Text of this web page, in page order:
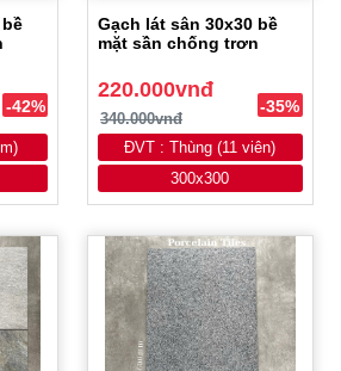
-42%
Gạch lát sân 30x30 bề
mặt sần chống trơn
220.000vnđ
340.000vnđ
-35%
ĐVT : Thùng (11 viên)
300x300